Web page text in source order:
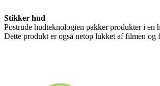
Stikker hud
Postrude hudteknologien pakker produkter i en
Dette produkt er også netop lukket af filmen og